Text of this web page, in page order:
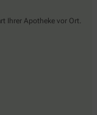
Ihrer Apotheke vor Ort.